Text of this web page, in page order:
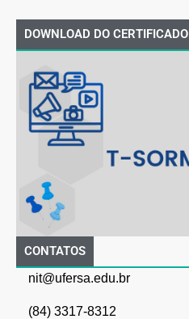
DOWNLOAD DO CERTIFICADO
CONTATOS
nit@ufersa.edu.br
(84) 3317-8312